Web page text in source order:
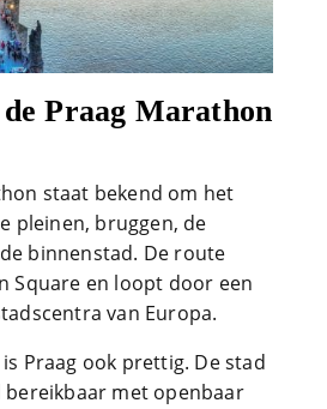
Praag Marathon
staat bekend om het
pleinen, bruggen, de
binnenstad. De route
Square en loopt door een
van Europa.
Praag ook prettig. De stad
bereikbaar met openbaar